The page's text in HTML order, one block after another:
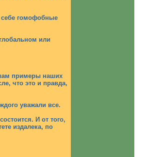
гомофобные
или
примеры наших
что это и правда,
уважали все.
И от того,
издалека, по